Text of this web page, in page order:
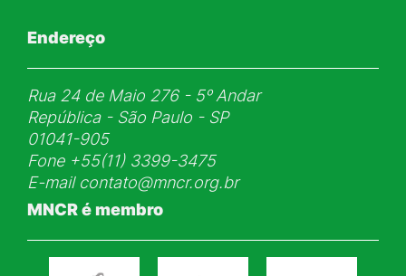
Endereço
Rua 24 de Maio 276 - 5ᵒ Andar
República - São Paulo - SP
01041-905
Fone+55(11) 3399-3475
E-mail contato@mncr.org.br
MNCR é membro